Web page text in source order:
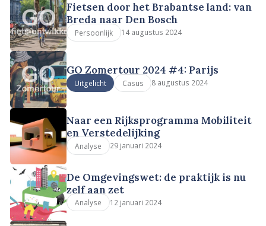
Fietsen door het Brabantse land: van
Breda naar Den Bosch
Persoonlijk 14 augustus 2024
GO Zomertour 2024 #4: Parijs
Uitgelicht Casus 8 augustus 2024
Naar een Rijksprogramma Mobiliteit
en Verstedelijking
Analyse 29 januari 2024
De Omgevingswet: de praktijk is nu
zelf aan zet
Analyse 12 januari 2024